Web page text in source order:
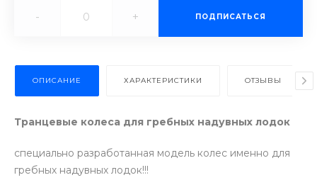
- + ПОДПИСАТЬСЯ
ОПИСАНИЕ ХАРАКТЕРИСТИКИ ОТЗЫВЫ
Транцевые колеса для гребных надувных лодок
специально разработанная модель колес именно для
гребных надувных лодок!!!